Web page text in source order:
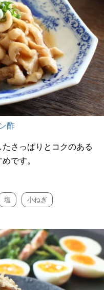
酢
さっぱりとコクのある
です。
塩 小ねぎ